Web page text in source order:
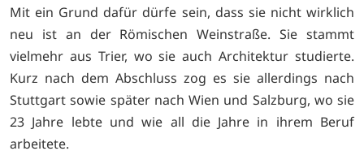
Mit ein Grund dafür dürfe sein, dass sie nicht wirklich
neu ist an der Römischen Weinstraße. Sie stammt
vielmehr aus Trier, wo sie auch Architektur studierte.
Kurz nach dem Abschluss zog es sie allerdings nach
Stuttgart sowie später nach Wien und Salzburg, wo sie
23 Jahre lebte und wie all die Jahre in ihrem Beruf
arbeitete.